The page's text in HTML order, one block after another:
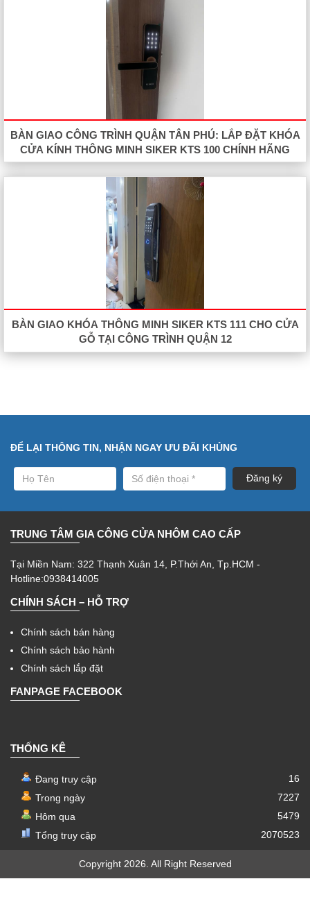
BÀN GIAO CÔNG TRÌNH QUẬN TÂN PHÚ: LẮP ĐẶT KHÓA
CỬA KÍNH THÔNG MINH SIKER KTS 100 CHÍNH HÃNG
BÀN GIAO KHÓA THÔNG MINH SIKER KTS 111 CHO CỬA
GỖ TẠI CÔNG TRÌNH QUẬN 12
ĐỂ LẠI THÔNG TIN, NHẬN NGAY ƯU ĐÃI KHỦNG
TRUNG TÂM GIA CÔNG CỬA NHÔM CAO CẤP
Tại Miền Nam: 322 Thạnh Xuân 14, P.Thới An, Tp.HCM -
Hotline:0938414005
CHÍNH SÁCH – HỖ TRỢ
Chính sách bán hàng
Chính sách bảo hành
Chính sách lắp đặt
FANPAGE FACEBOOK
THỐNG KÊ
Đang truy cập
16
Trong ngày
7227
Hôm qua
5479
Tổng truy cập
2070523
Copyright 2026. All Right Reserved